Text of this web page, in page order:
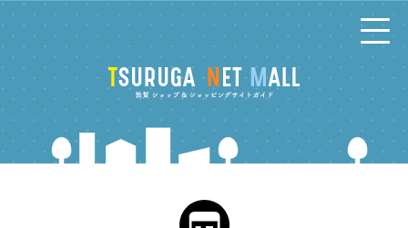
コ
ン
テ
ン
ツ
へ